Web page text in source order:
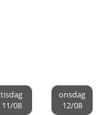
tisdag
11/08
onsdag
12/08